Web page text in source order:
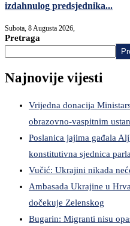
izdahnulog predsjednika...
Subota, 8 Augusta 2026,
Pretraga
Najnovije vijesti
Vrijedna donacija
obrazovno-vaspitnim
Poslanica jajima gađala
konstitutivna sjednica
Vučić: Ukrajini nikada
Ambasada Ukrajine u
dočekuje Zelenskog
Bugarin: Migranti nisu